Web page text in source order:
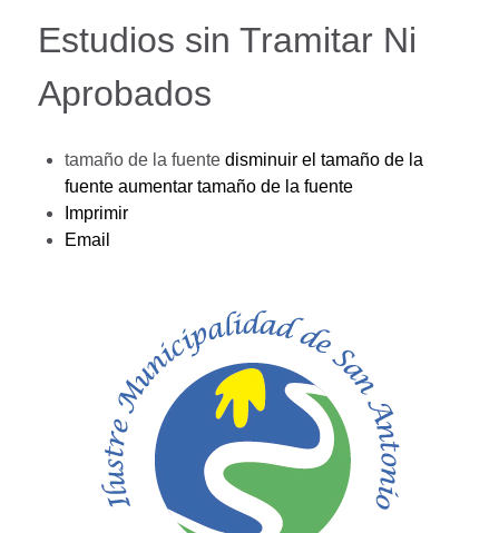
Estudios sin Tramitar Ni
Aprobados
tamaño de la fuente disminuir el tamaño de la
fuente aumentar tamaño de la fuente
Imprimir
Email